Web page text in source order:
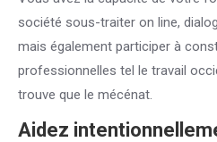
société sous-traiter on line,
mais également participer à
professionnelles tel le travail
trouve que le mécénat.
Aidez